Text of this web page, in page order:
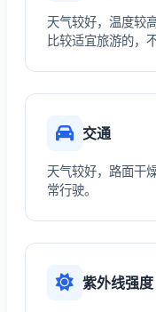
天气较好，温度较
比较适宜旅游的，
交通
天气较好，路面干
常行驶。
紫外线强度